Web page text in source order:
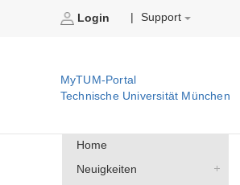
Login Support
MyTUM-Portal
Technische Universität München
Home
Neuigkeiten